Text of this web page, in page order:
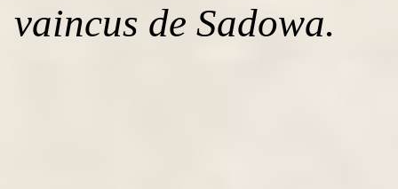
vaincus de Sadowa.